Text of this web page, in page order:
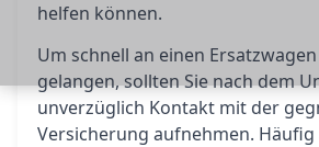
helfen können.
Um schnell an einen
gelangen, sollten Sie nach dem
unverzüglich Kontakt mit der
Versicherung aufnehmen.